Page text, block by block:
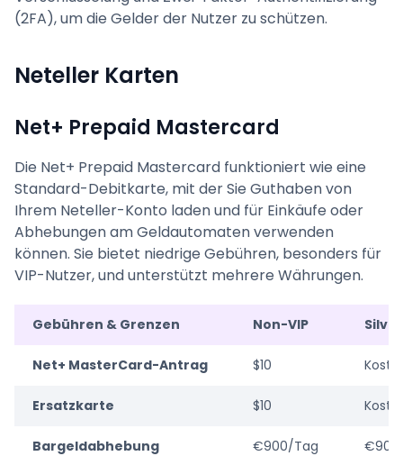
(2FA), um die Gelder der Nutzer zu schützen.
Neteller Karten
Net+ Prepaid Mastercard
Die Net+ Prepaid Mastercard funktioniert wie eine
Standard-Debitkarte, mit der Sie Guthaben von
Ihrem Neteller-Konto laden und für Einkäufe oder
Abhebungen am Geldautomaten verwenden
können. Sie bietet niedrige Gebühren, besonders für
VIP-Nutzer, und unterstützt mehrere Währungen.
Gebühren & Grenzen Non-VIP Silver
Net+ MasterCard-Antrag $10
Ersatzkarte $10
Bargeldabhebung €900/Tag